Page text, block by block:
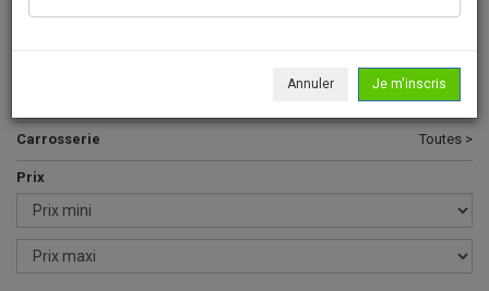
> Rechercher un véhicule
308 >
Carrosserie Toutes >
Prix
Annuler Je m'inscris